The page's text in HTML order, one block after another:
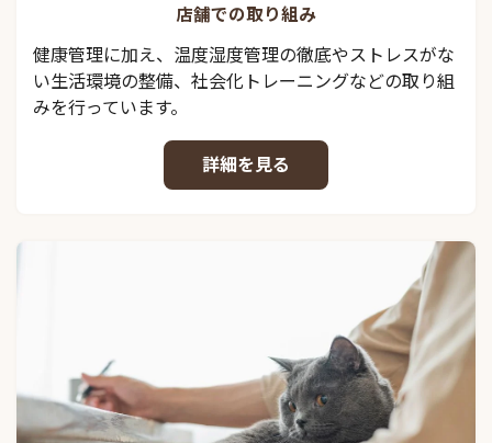
店舗での取り組み
健康管理に加え、温度湿度管理の徹底やストレスがな
い生活環境の整備、社会化トレーニングなどの取り組
みを行っています。
詳細を見る